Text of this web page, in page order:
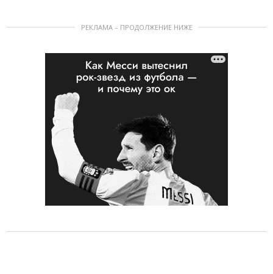
РЕКЛАМА – ПРОДОЛЖЕНИЕ НИЖЕ